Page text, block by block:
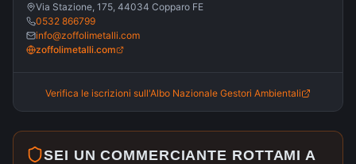
Via Stazione, 175, 44034 Copparo FE
0532 866799
info@zoffolimetalli.com
zoffolimetalli.com
Verifica le iscrizioni sull'Albo Nazionale Gestori Ambientali
SEI UN COMMERCIANTE ROTTAMI A